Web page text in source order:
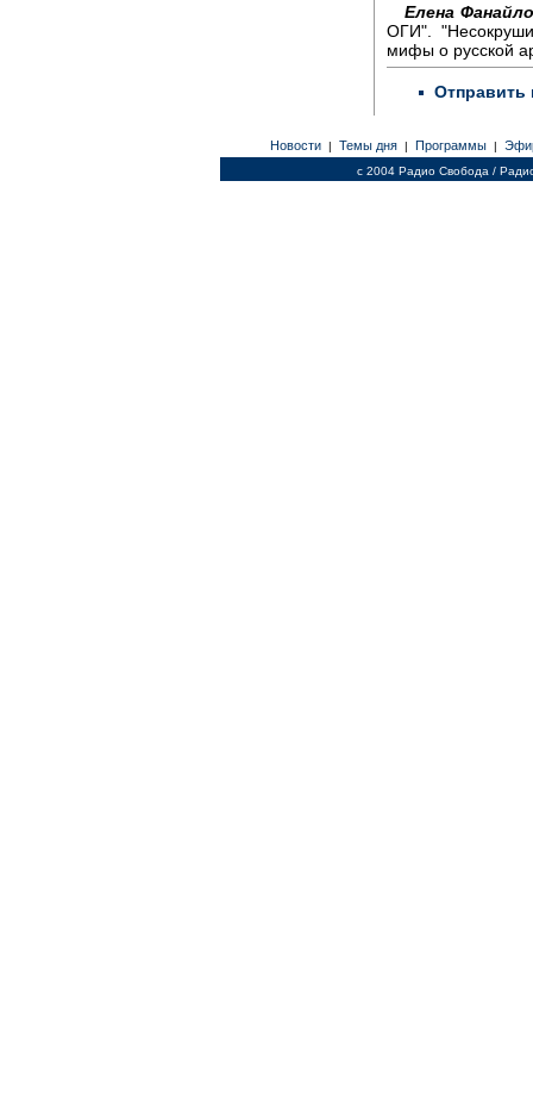
Елена
ОГИ".
мифы о русской
Отправить
Новости | Темы дня | Программы |
c 2004 Радио Свобода /